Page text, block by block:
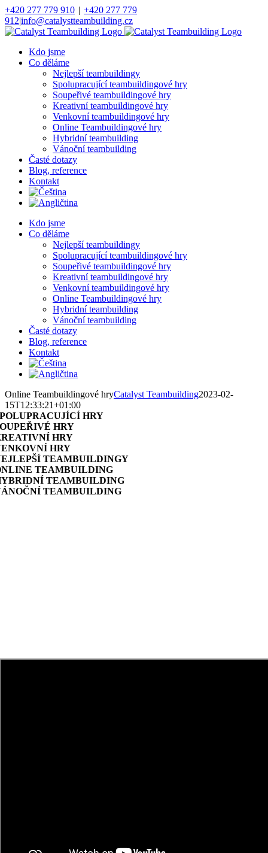
Přeskočit
na
obsah
+420 277 779 910 | +420 277 779
912|info@catalystteambuilding.cz
Facebook
Instagram
Kdo jsme
Co děláme
Nejlepší teambuildingy
Spolupracující teambuildingové hry
Soupeřivé teambuildingové hry
Kreativní teambuildingové hry
Venkovní teambuildingové hry
Online Teambuildingové hry
Hybridní teambuilding
Vánoční teambuilding
Časté dotazy
Blog, reference
Kontakt
Kdo jsme
Co děláme
Nejlepší teambuildingy
Spolupracující teambuildingové hry
Soupeřivé teambuildingové hry
Kreativní teambuildingové hry
Venkovní teambuildingové hry
Online Teambuildingové hry
Hybridní teambuilding
Vánoční teambuilding
Časté dotazy
Blog, reference
Kontakt
Online Teambuildingové hryCatalyst Teambuilding2023-02-
15T12:33:21+01:00
HRY
HRY
HRY
HRY
TEAMBUILDINGY
TEAMBUILDING
TEAMBUILDING
TEAMBUILDING